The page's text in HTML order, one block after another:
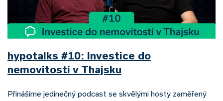
hypotalks #10: Investice do
nemovitostí v Thajsku
Přinášíme jedinečný podcast se skvělými hosty zaměřený